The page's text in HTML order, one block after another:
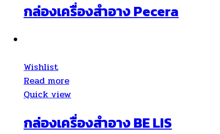
กล่องเครื่องสำอาง Pecera
Wishlist
Read more
Quick view
กล่องเครื่องสำอาง BE LIS